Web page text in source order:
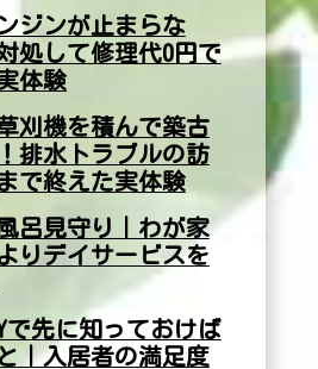
ジンが止まらな
処して修理代0円で
体験
刈機を積んで築古
排水トラブルの訪
で終えた実体験
呂見守り｜わが家
りデイサービスを
で先に知っておけば
｜入居者の満足度